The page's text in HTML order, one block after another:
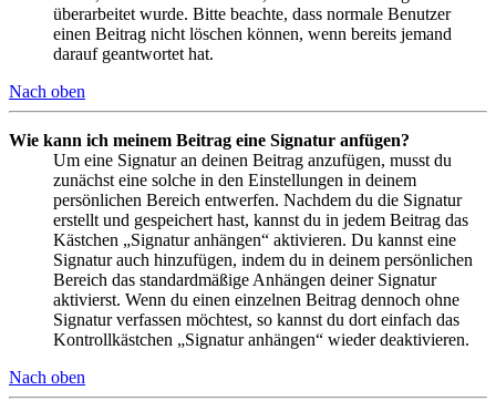
überarbeitet wurde. Bitte beachte, dass normale Benutzer
einen Beitrag nicht löschen können, wenn bereits jemand
darauf geantwortet hat.
Nach oben
Wie kann ich meinem Beitrag eine Signatur anfügen?
Um eine Signatur an deinen Beitrag anzufügen, musst du
zunächst eine solche in den Einstellungen in deinem
persönlichen Bereich entwerfen. Nachdem du die Signatur
erstellt und gespeichert hast, kannst du in jedem Beitrag das
Kästchen „Signatur anhängen“ aktivieren. Du kannst eine
Signatur auch hinzufügen, indem du in deinem persönlichen
Bereich das standardmäßige Anhängen deiner Signatur
aktivierst. Wenn du einen einzelnen Beitrag dennoch ohne
Signatur verfassen möchtest, so kannst du dort einfach das
Kontrollkästchen „Signatur anhängen“ wieder deaktivieren.
Nach oben